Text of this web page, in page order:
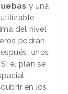
y una
del nivel
podrán
unos
el plan se
en los